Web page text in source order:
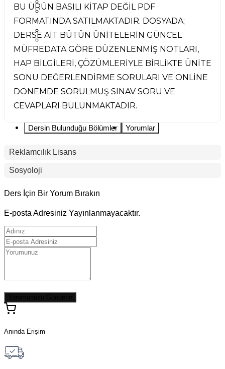
KAYIT OL
TELEGRAM DESTEK
SIKÇA SORULAN SORULAR
YORUMLAR
HIZLI PDF İNDİRME
BU ÜRÜN BASILI KİTAP DEĞİL PDF
FORMATINDA SATILMAKTADIR. DOSYADA;
DERSE AİT BÜTÜN ÜNİTELERİN GÜNCEL
MÜFREDATA GÖRE DÜZENLENMİŞ NOTLARI,
HAP BİLGİLERİ, ÇÖZÜMLERİYLE BİRLİKTE ÜNİTE
SONU DEĞERLENDİRME SORULARI VE ONLİNE
DÖNEMDE SORULMUŞ SINAV SORU VE
CEVAPLARI BULUNMAKTADIR.
Dersin Bulunduğu Bölümler Yorumlar
Reklamcılık Lisans
Sosyoloji
Ders İçin Bir Yorum Bırakın
E-posta Adresiniz Yayınlanmayacaktır.
Anında Erişim